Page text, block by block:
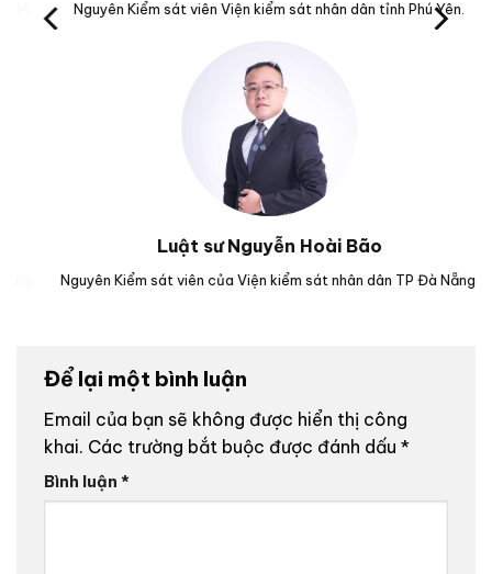
Nguyên Kiểm sát viên Viện kiểm sát nhân dân tỉnh Phú Yên.
Luật sư Nguyễn Hoài Bão
Nguyên Kiểm sát viên của Viện kiểm sát nhân dân TP Đà Nẵng.
Để lại một bình luận
Email của bạn sẽ không được hiển thị công
khai. Các trường bắt buộc được đánh dấu *
Bình luận *